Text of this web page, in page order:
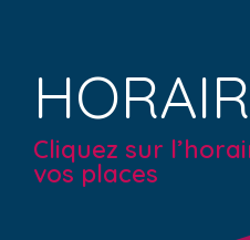
Cliquez sur
vos places